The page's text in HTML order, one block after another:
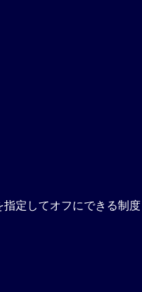
定してオフにできる制度